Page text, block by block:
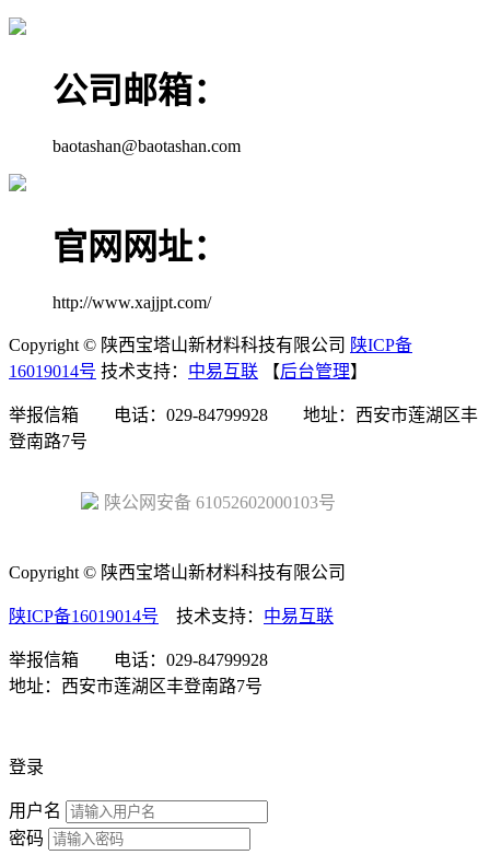
公司邮箱：
baotashan@baotashan.com
官网网址：
http://www.xajjpt.com/
Copyright © 陕西宝塔山新材料科技有限公司 陕ICP备
16019014号 技术支持： 中易互联 【后台管理】
举报信箱 电话：029-84799928 地址：西安市莲湖区丰
登南路7号
陕公网安备 61052602000103号
Copyright © 陕西宝塔山新材料科技有限公司
陕ICP备16019014号 技术支持： 中易互联
举报信箱 电话：029-84799928
地址：西安市莲湖区丰登南路7号
登录
用户名
密码